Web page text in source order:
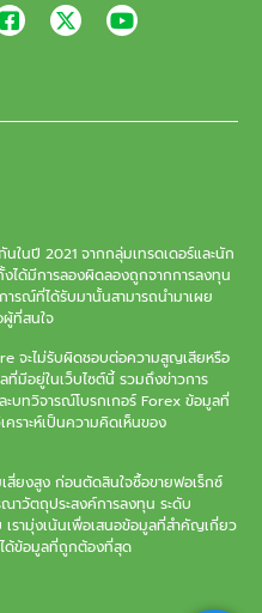
ในปี 2021 จากกลุ่มเทรดเดอร์และนัก
ได้มีการลองผิดลองถูกจากการลงทุน
รณ์ที่ได้รับมานั้นสามารถนำมาเผย
ที่สนใจ
จะไม่รับผิดชอบต่อความสูญเสียหรือ
มีอยู่ในเว็บไซต์นี้ รวมถึงข่าวการ
บทวิจารณ์โบรกเกอร์ Forex ข้อมูลที่
คราะห์เป็นความคิดเห็นของ
สี่ยงสูง ก่อนตัดสินใจซื้อขายฟอเร็กซ์
าวัตถุประสงค์การลงทุน ระดับ
รามุ่งเน้นเพื่อเสนอข้อมูลที่สำคัญเกี่ยว
ได้ข้อมูลที่ถูกต้องที่สุด